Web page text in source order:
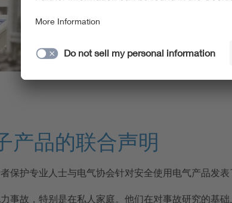
产品的联合声明
保护专业人士与电气协会针对安全使用电气产品发表
事故，特别是在私人家庭。他们在对事故研究的基